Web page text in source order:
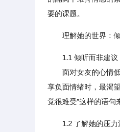
要的课题。
理解她的世界：
1.1 倾听而非建议
面对女友的心情低
享负面情绪时，最渴
觉很难受”这样的语句
1.2 了解她的压力